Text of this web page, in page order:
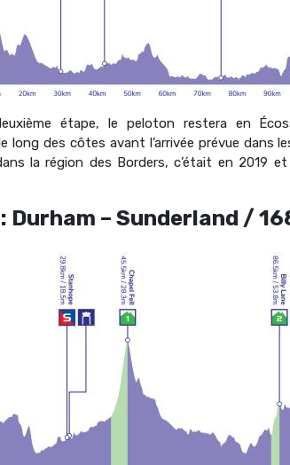
étape, le peloton restera en
long des côtes avant l’arrivée prévue dans
la région des Borders, c’était en 2019
Durham – Sunderland /